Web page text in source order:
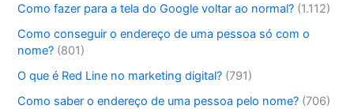
Como fazer para a tela do Google voltar ao normal? (1.112)
Como conseguir o endereço de uma pessoa só com o
nome? (801)
O que é Red Line no marketing digital? (791)
Como saber o endereço de uma pessoa pelo nome? (706)